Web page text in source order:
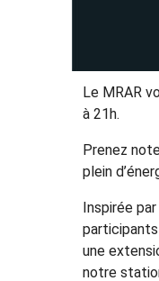
Le MRAR
à 21h.
Prenez
plein
Inspirée
participants
une
notre